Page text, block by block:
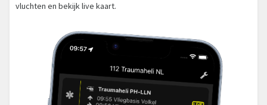
vluchten en bekijk live kaart.